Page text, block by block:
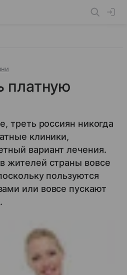
платную
треть россиян никогда
клиники,
вариант лечения.
жителей страны вовсе
пользуются
или вовсе пускают